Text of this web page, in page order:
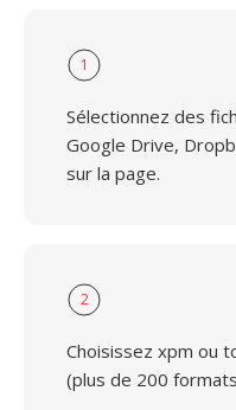
1
Sélectionnez des
Google Drive,
sur la page.
2
Choisissez xpm ou
(plus de 200